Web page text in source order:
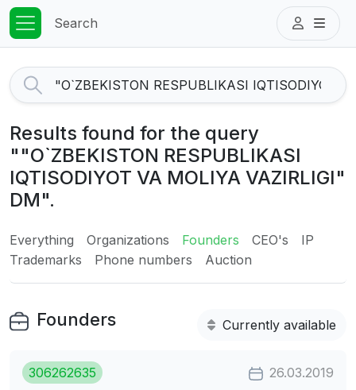
Search
Results found for the query
""O`ZBEKISTON RESPUBLIKASI
IQTISODIYOT VA MOLIYA VAZIRLIGI"
DM".
Everything Organizations Founders CEO's
IP
Trademarks
Phone numbers Auction
Founders Currently available
306262635 26.03.2019